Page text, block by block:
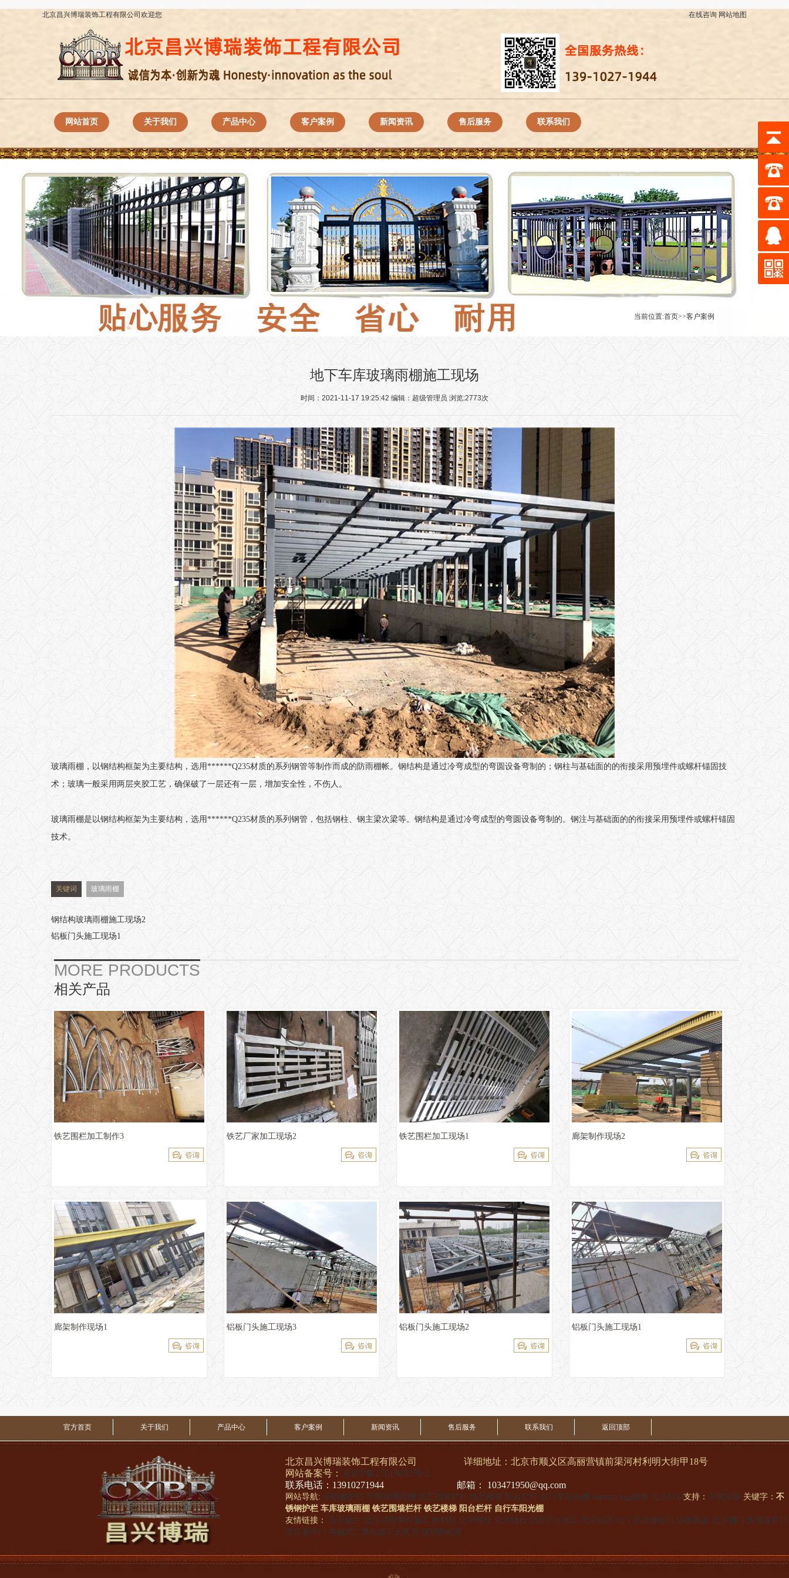
北京昌兴博瑞装饰工程有限公司欢迎您 在线咨询 网站地图
网站首页 关于我们 产品中心 客户案例 新闻资讯 售后服务 联系我们
当前位置:首页>>客户案例
地下车库玻璃雨棚施工现场
时间：2021-11-17 19:25:42 编辑：超级管理员 浏览:2773次
玻璃雨棚，以钢结构框架为主要结构，选用******Q235材质的系列钢管等制作而成的防雨棚帐。钢结构是通过冷弯成型的弯圆设备弯制的；钢柱与基础面的的衔接采用预埋件或螺杆锚固技
术；玻璃一般采用两层夹胶工艺，确保破了一层还有一层，增加安全性，不伤人。
玻璃雨棚是以钢结构框架为主要结构，选用******Q235材质的系列钢管，包括钢柱、钢主梁次梁等。钢结构是通过冷弯成型的弯圆设备弯制的。钢注与基础面的的衔接采用预埋件或螺杆锚固
技术。
关键词 玻璃雨棚
钢结构玻璃雨棚施工现场2
铝板门头施工现场1
MORE PRODUCTS
相关产品
铁艺围栏加工制作3 铁艺厂家加工现场2 铁艺围栏加工现场1 廊架制作现场2
廊架制作现场1 铝板门头施工现场3 铝板门头施工现场2 铝板门头施工现场1
官方首页 关于我们 产品中心 客户案例 新闻资讯 售后服务 联系我们 返回顶部
北京昌兴博瑞装饰工程有限公司 详细地址：北京市顺义区高丽营镇前渠河村利明大街甲18号
网站备案号： 京ICP备17019432号-2
联系电话：13910271944 邮箱： 103471950@qq.com
网站导航: 不锈钢护栏 车库玻璃雨棚 铁艺围墙栏杆 铁艺楼梯 阳台栏杆 自行车阳光棚 sitemap tags标签 北京SEO支持： 中网四极 关键字： 不
锈钢护栏 车库玻璃雨棚 铁艺围墙栏杆 铁艺楼梯 阳台栏杆 自行车阳光棚
友情链接： 合金锯片 北京精密零件加工 耙料机 化学锚栓 化学锚栓 北京防水施工 北京铝艺大门 北京伸缩门 铝板廊架 北京铜门 快速卷帘门
北京卷帘门 电磁式二氧化碳灭火装置 线切割机床